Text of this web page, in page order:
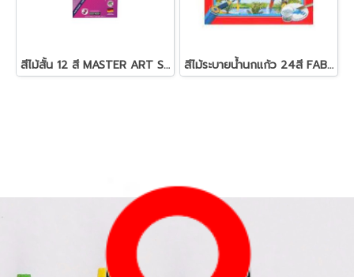
สีไม้สั้น 12 สี MASTER ART S-SERIES สีไม้ระบายน้ำนกแก้ว 24สี FABER-CASTELL